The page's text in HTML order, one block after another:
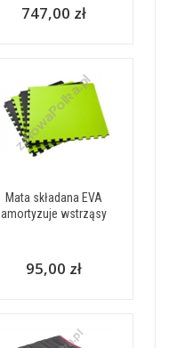
747,00 zł
Mata składana EVA
amortyzuje wstrząsy
95,00 zł